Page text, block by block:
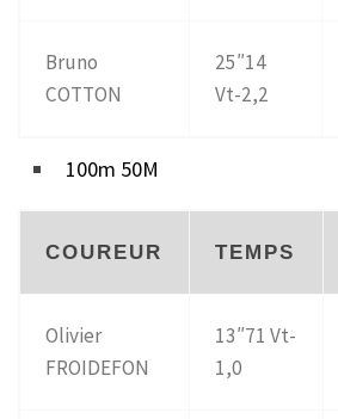
Bruno
COTTON
25″14
Vt-2,2
100m 50M
COUREUR TEMPS
Olivier
FROIDEFON
13″71 Vt-
1,0